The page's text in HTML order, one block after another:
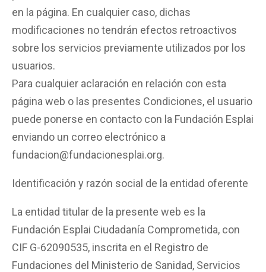
en la página. En cualquier caso, dichas
modificaciones no tendrán efectos retroactivos
sobre los servicios previamente utilizados por los
usuarios.
Para cualquier aclaración en relación con esta
página web o las presentes Condiciones, el usuario
puede ponerse en contacto con la Fundación Esplai
enviando un correo electrónico a
fundacion@fundacionesplai.org.
Identificación y razón social de la entidad oferente
La entidad titular de la presente web es la
Fundación Esplai Ciudadanía Comprometida, con
CIF G-62090535, inscrita en el Registro de
Fundaciones del Ministerio de Sanidad, Servicios